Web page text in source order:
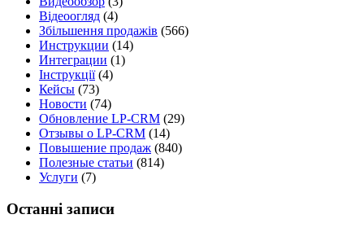
Відеоогляд (4)
Збільшення продажів (566)
Инструкции (14)
Интеграции (1)
Інструкції(4)
Кейсы (73)
Новости (74)
Обновление LP-CRM (29)
Отзывы о LP-CRM (14)
Повышение продаж (840)
Полезные статьи (814)
Услуги (7)
Останні записи